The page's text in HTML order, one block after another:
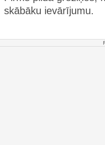
skābāku ievārījumu.